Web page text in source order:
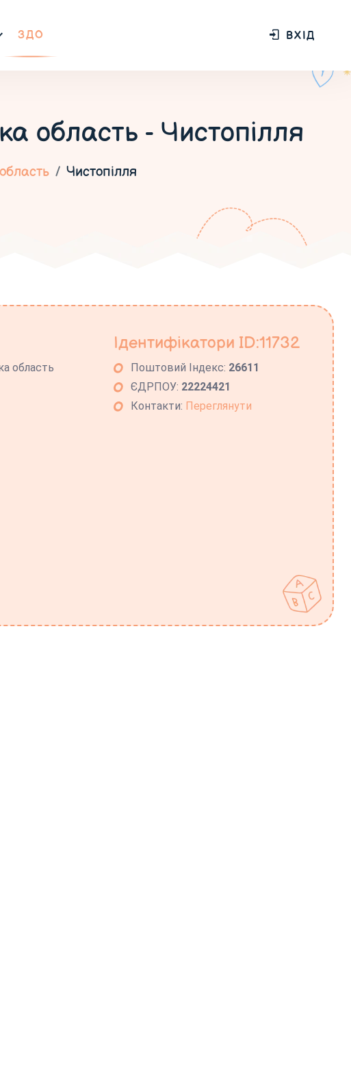
ЗДО ВХІД
область - Чистопілля
Чистопілля
область
Ідентифікатори ID:11732
Поштовий Індекс: 26611
ЄДРПОУ: 22224421
Контакти: Переглянути